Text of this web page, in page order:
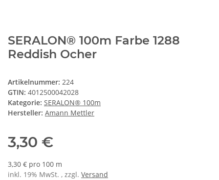
SERALON® 100m Farbe 1288
Reddish Ocher
Artikelnummer: 224
GTIN: 4012500042028
Kategorie: SERALON® 100m
Hersteller: Amann Mettler
3,30 €
3,30 € pro 100 m
inkl. 19% MwSt. , zzgl. Versand